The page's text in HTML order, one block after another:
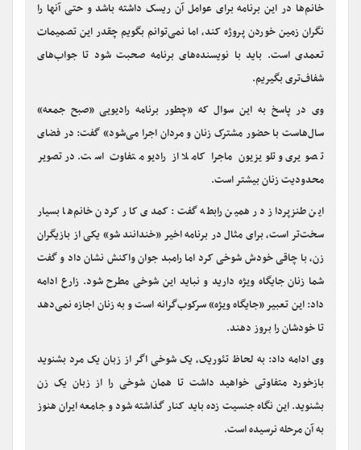
نمی‌توانم درباره این قضیه صحبت کنم. هرچند ممکن است حضور
خانم‌ها در این برنامه برای عوامل آن ریسک داشته باشد و حتی آنها را
نگران زمین خوردن پروژه کند، اما نمی‌توانم بگویم چقدر این تصمیمات
شفاف‌تری بگیریم.
وی در پاسخ به این سوال که «چطور برنامه رادیویی «صبح جمعه»
سال‌هاست با حضور مشترک زنان و مردان اجرا می‌شود» گفت: در فضای
محدودیت‌ زنان بیشتر است.
این طنزپرداز در همین رابطه گفت: کمدی کار کردن خانم‌ها بسیار
سخت‌تر است، برای مثال در برنامه اخیر «خندانند شو» یکی از بازیگران
زن، با چاقی خودش شوخی کرد اما رامبد جوان واکنش نشان داد و گفت
شما زنان جایگاه ویژه دارید و نباید این شوخی مطرح شود. زارع ادامه
تا خودشان را بروز دهند.
وی ادامه داد: به لحاظ تئوریک، یک شوخی اگر از زبان یک مرد بشنوید
بازخورد متفاوتی خواهید داشت تا همان شوخی را از زبان یک زن